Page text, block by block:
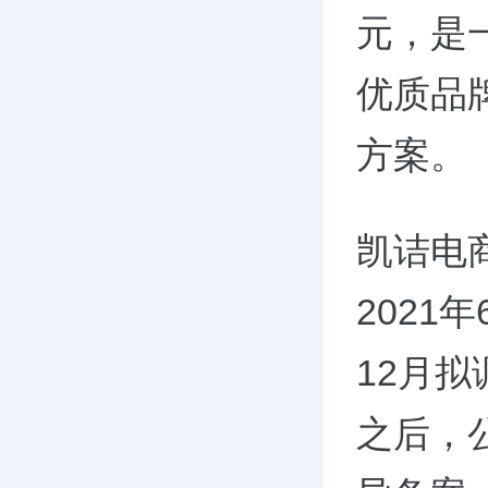
元，是
优质品
方案。
凯诘电
2021年
12月拟
之后，